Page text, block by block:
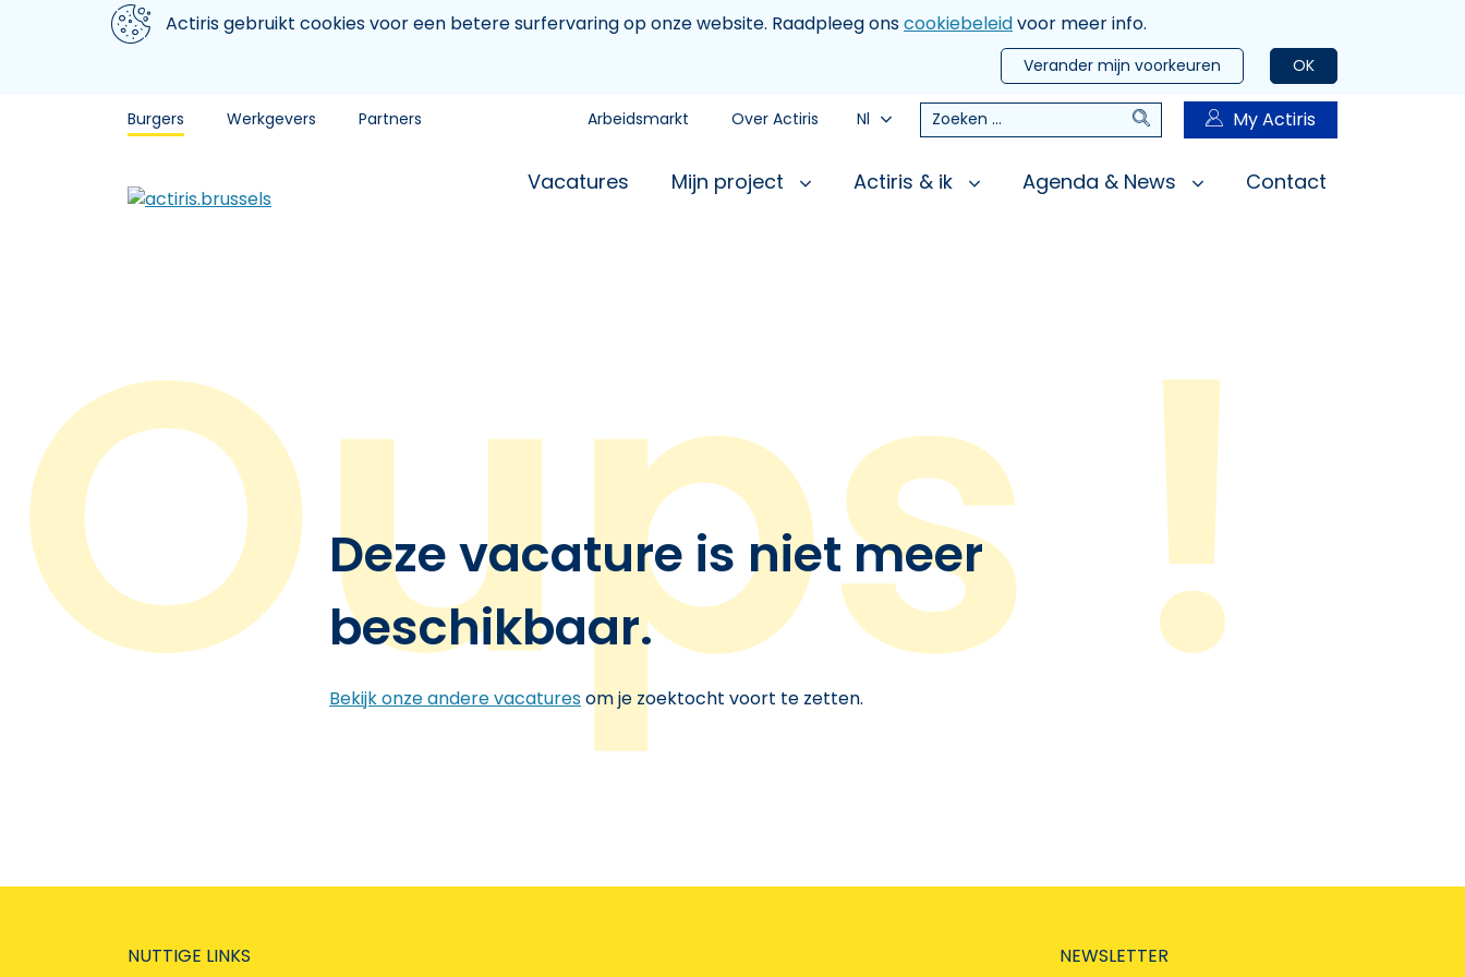
Aller au contenu principal
We gebruiken cookiesActiris gebruikt cookies voor een betere surfervaring op onze website. Raadpleeg onscookiebeleidvoor meer info.
OK
Verander mijn voorkeuren
Burgers Werkgevers Partners Arbeidsmarkt Over Actiris Nl Zoeken Zoeken My Actiris
Vacatures Mijn project Actiris & ik Agenda & News Contact
Deze vacature is niet meer
beschikbaar.
Bekijk onze andere vacaturesom je zoektocht voort te zetten.
NUTTIGE LINKS NEWSLETTER